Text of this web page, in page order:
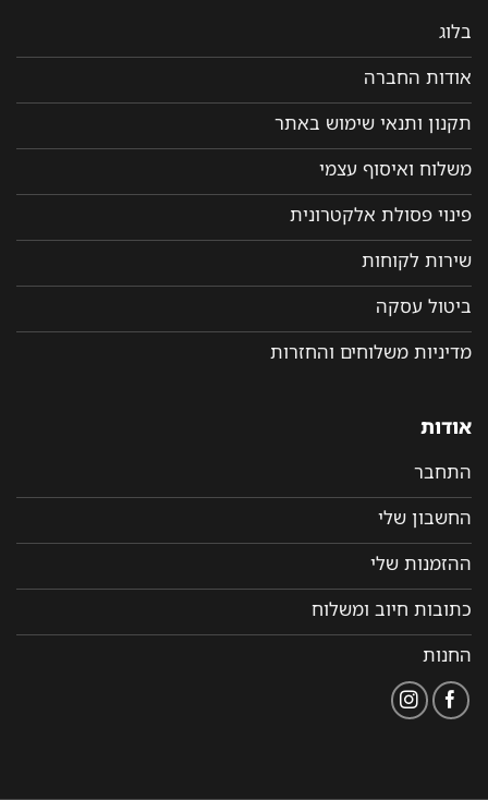
בלוג
אודות החברה
תקנון ותנאי שימוש באתר
משלוח ואיסוף עצמי
פינוי פסולת אלקטרונית
שירות לקוחות
ביטול עסקה
מדיניות משלוחים והחזרות
אודות
התחבר
החשבון שלי
ההזמנות שלי
כתובות חיוב ומשלוח
החנות